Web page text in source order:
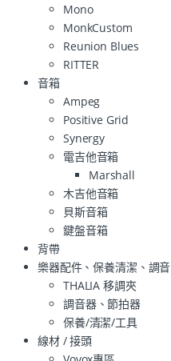
Mono
MonkCustom
Reunion Blues
RITTER
音箱
Ampeg
Positive Grid
Synergy
電吉他音箱
Marshall
木吉他音箱
貝斯音箱
鍵盤音箱
背帶
樂器配件、保養清潔、調音
THALIA 移調夾
調音器、節拍器
保養/清潔/工具
線材 / 接頭